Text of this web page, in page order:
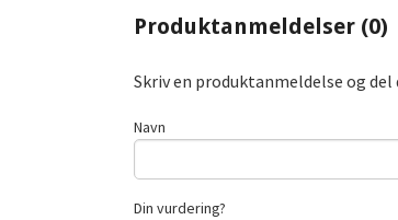
Produktanmeldelser (0)
Skriv en produktanmeldelse og
Navn
Din vurdering?